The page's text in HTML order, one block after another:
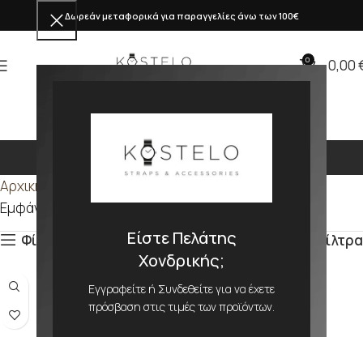
Είστε Πελάτης
Χονδρικής;
Εγγραφείτε ή Συνδεθείτε για να έχετε
πρόσβαση στις τιμές των προϊόντων.
Δωρεάν μεταφορικά για παραγγελίες άνω των 100€
0 0,00
Διαφανές
Αρχική σελίδα
Εμφάνιση του μοναδικού αποτελέσματος
Φίλτρα
Φίλτρα